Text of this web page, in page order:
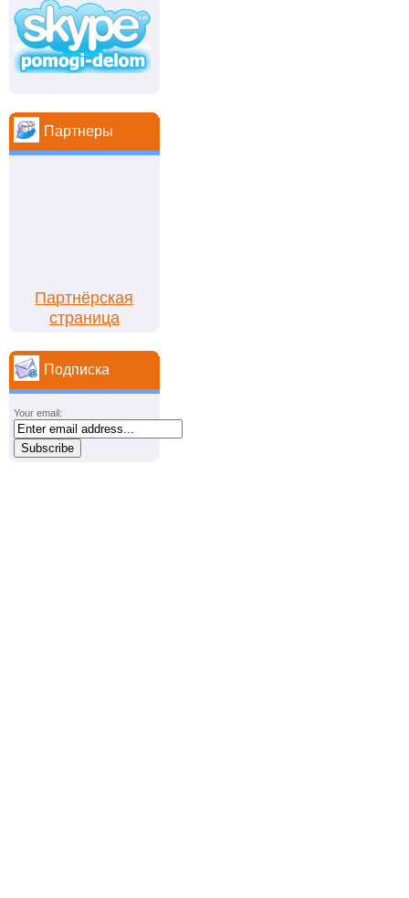
Партнеры
Партнёрская
страница
Подписка
Your email: